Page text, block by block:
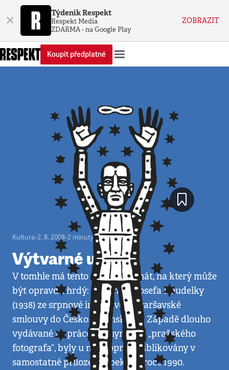
× Týdeník Respekt
Respekt Media
ZDARMA - na Google Play
ZOBRAZIT
Koupit předplatné
Kultura•2. 8. 2008•2 minuty
Výtvarné umění
V tomhle má tento časopis primát, na který může
být opravdu hrdý: fotografie Josefa Koudelky
(1938) ze srpnové invaze vojsk varšavské
smlouvy do Československa, na Západě dlouho
vydávané za práce anonymního „pražského
fotografa“, byly u nás poprvé publikovány v
samostatné příloze Respektu v roce 1990.